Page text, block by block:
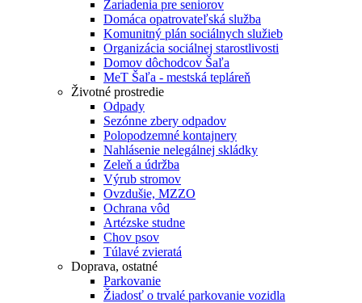
Zariadenia pre seniorov
Domáca opatrovateľská služba
Komunitný plán sociálnych služieb
Organizácia sociálnej starostlivosti
Domov dôchodcov Šaľa
MeT Šaľa - mestská tepláreň
Životné prostredie
Odpady
Sezónne zbery odpadov
Polopodzemné kontajnery
Nahlásenie nelegálnej skládky
Zeleň a údržba
Výrub stromov
Ovzdušie, MZZO
Ochrana vôd
Artézske studne
Chov psov
Túlavé zvieratá
Doprava, ostatné
Parkovanie
Žiadosť o trvalé parkovanie vozidla